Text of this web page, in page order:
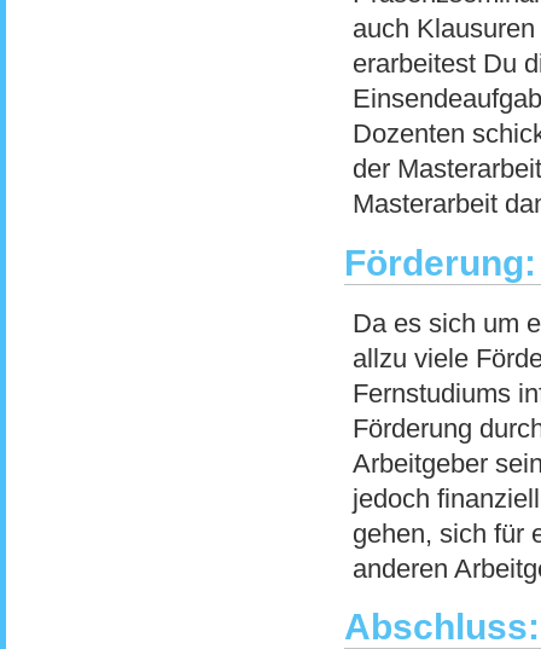
auch
erarbeitest Du
Dozenten
der
Masterarbeit
Förderung:
Da es sich um
allzu viele
Fernstudiums
Förderung
Arbeitgeber
jedoch
gehen, sich für
anderen
Abschluss: